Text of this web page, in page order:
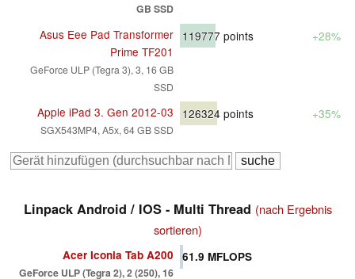
GB SSD
Asus Eee Pad Transformer
Prime TF201
GeForce ULP (Tegra 3), 3, 16 GB
SSD
119777 points +28%
Apple iPad 3. Gen 2012-03
SGX543MP4, A5x, 64 GB SSD
126324 points +35%
Linpack Android / IOS - Multi Thread (nach Ergebnis
sortieren)
Acer Iconia Tab A200
GeForce ULP (Tegra 2), 2 (250), 16
61.9 MFLOPS